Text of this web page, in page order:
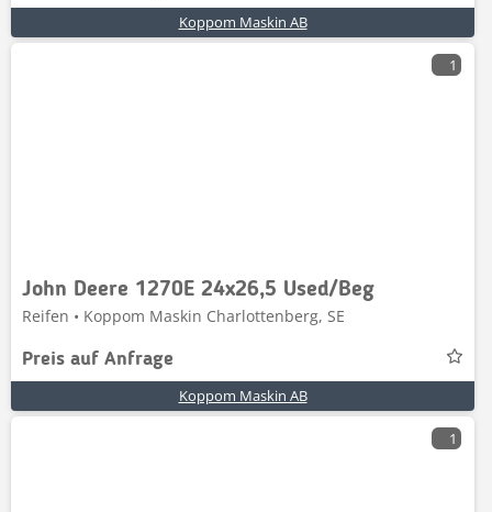
Koppom Maskin AB
1
John Deere 1270E 24x26,5 Used/Beg
Reifen • Koppom Maskin Charlottenberg, SE
Preis auf Anfrage
Koppom Maskin AB
1